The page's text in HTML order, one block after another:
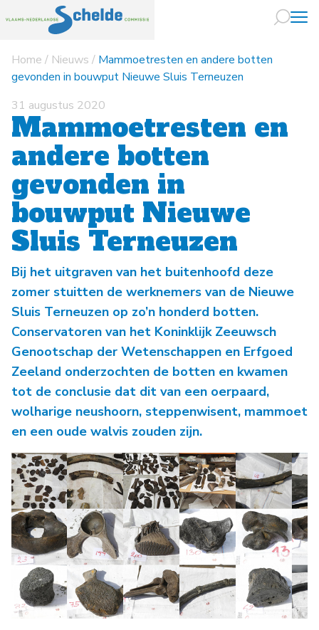
Naar
Home / Nieuws / Mammoetresten en andere botten
gevonden in bouwput Nieuwe Sluis Terneuzen
31 augustus 2020
Mammoetresten en
andere botten
gevonden in
bouwput Nieuwe
Sluis Terneuzen
Bij het uitgraven van het buitenhoofd deze
zomer stuitten de werknemers van de Nieuwe
Sluis Terneuzen op zo’n honderd botten.
Conservatoren van het Koninklijk Zeeuwsch
Genootschap der Wetenschappen en Erfgoed
Zeeland onderzochten de botten en kwamen
tot de conclusie dat dit van een oerpaard,
wolharige neushoorn, steppenwisent, mammoet
en een oude walvis zouden zijn.